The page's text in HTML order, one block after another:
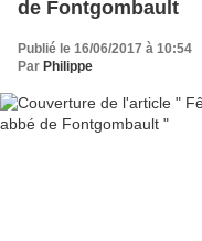
de Fontgombault
Publié le 16/06/2017 à 10:54
Par Philippe